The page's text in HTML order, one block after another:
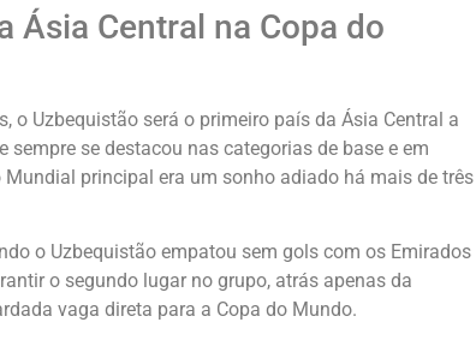
Ásia Central na Copa do
o Uzbequistão será o primeiro país da Ásia Central a
se destacou nas categorias de base e em
principal era um sonho adiado há mais de três
o Uzbequistão empatou sem gols com os Emirados
o segundo lugar no grupo, atrás apenas da
vaga direta para a Copa do Mundo.